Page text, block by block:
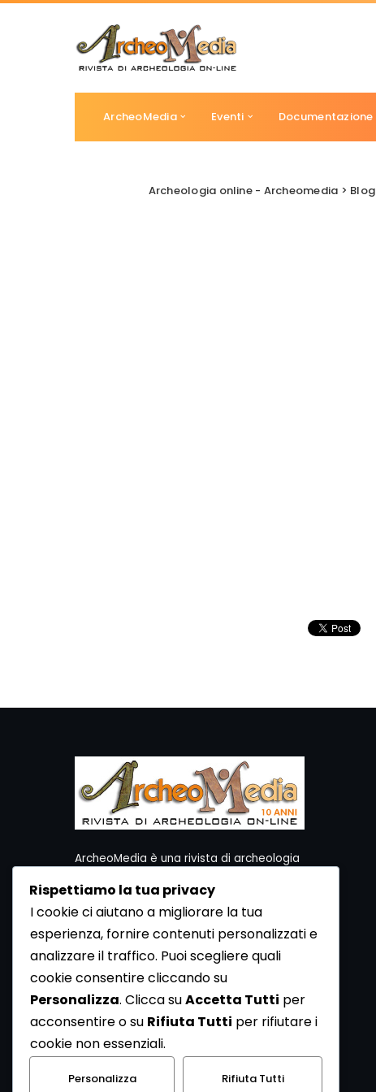
ArcheoMedia Eventi Documentazione
Archeologia online - Archeomedia > Blog
ArcheoMedia è una rivista di archeologia
Per contattare la Redazione potete utilizzare i
seguenti recapiti:
Redazione ArcheoMedia c/o Mediares S.c.
Via Gioberti 80/D - 10128 Torino
Tel 011.5806363 - Fax 011.5808561
http://www.mediares.to.it
http://www.didatticatorino.it
Rispettiamo la tua privacy
I cookie ci aiutano a migliorare la tua
esperienza, fornire contenuti personalizzati e
analizzare il traffico. Puoi scegliere quali
cookie consentire cliccando su
Personalizza. Clicca suAccetta Tutti per
acconsentire o su Rifiuta Tutti per rifiutare i
cookie non essenziali.
Personalizza Rifiuta Tutti